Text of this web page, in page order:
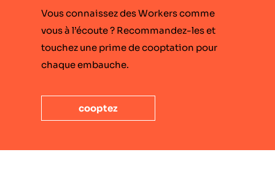
Vous connaissez des Workers comme
vous à l’écoute ? Recommandez-les et
touchez une prime de cooptation pour
chaque embauche.
cooptez